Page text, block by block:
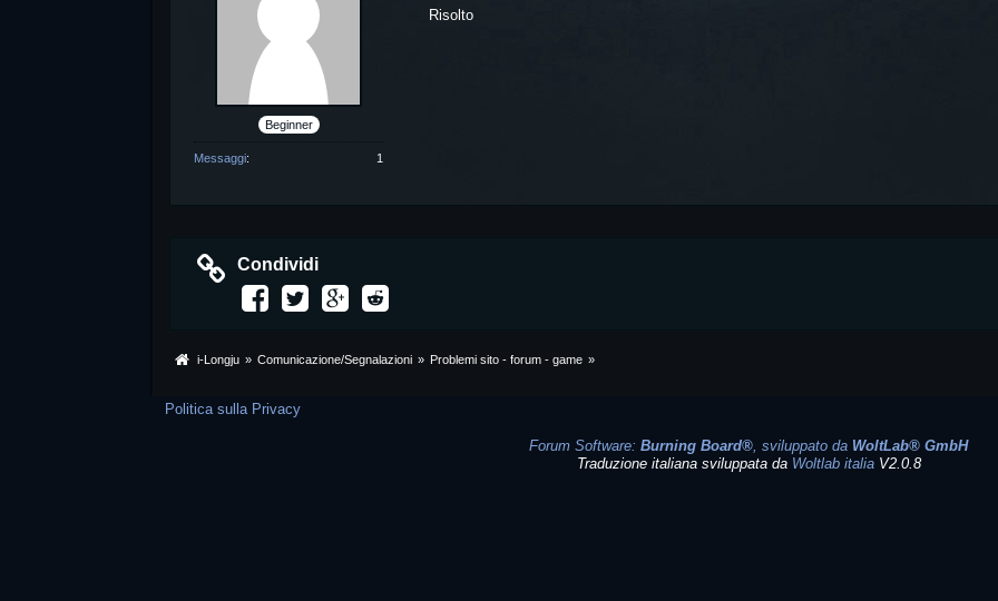
Beginner
Messaggi 1
Risolto
Condividi
i-Longju » Comunicazione/Segnalazioni » Problemi sito - forum - game »
Politica sulla Privacy
Forum Software: Burning Board®, sviluppato da WoltLab® GmbH
Traduzione italiana sviluppata da Woltlab italiaV2.0.8